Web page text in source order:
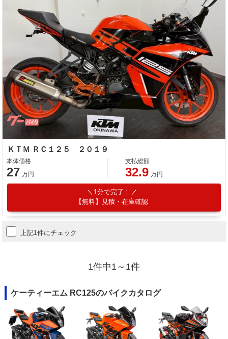
ＫＴＭ ＲＣ１２５ ２０１９
本体価格
27 万円
支払総額
32.9 万円
1分で完了！
【無料】見積・在庫確認
上記1件にチェック
1件中1～1件
ケーティーエム RC125のバイクカタログ